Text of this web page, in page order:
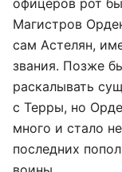
офицеров рот
Магистров
сам Астелян,
звания. Позже
раскалывать
с Терры, но
много и стало
последних